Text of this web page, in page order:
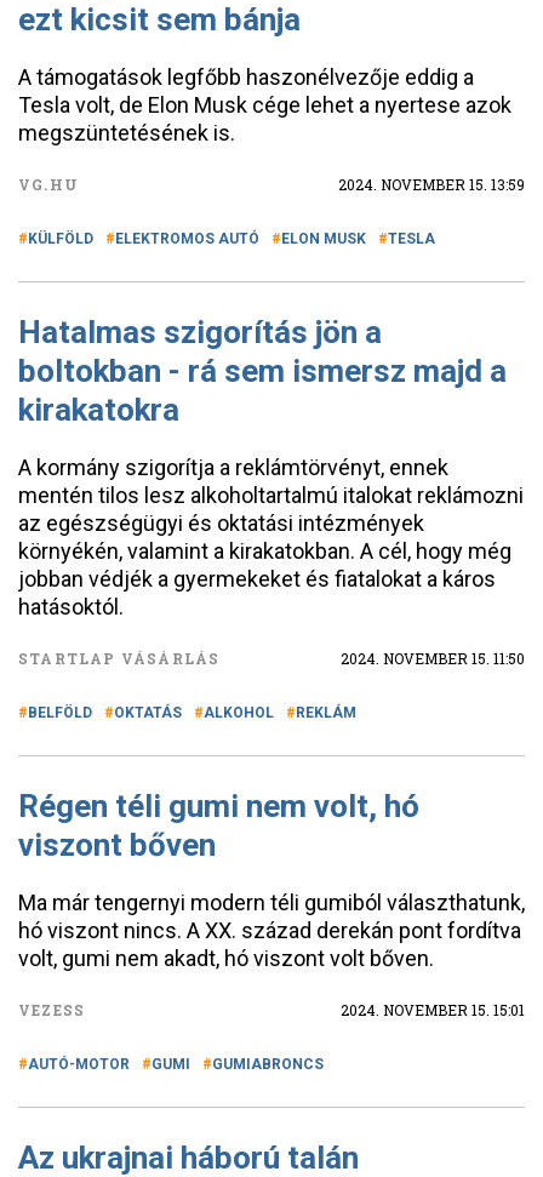
ezt kicsit sem bánja
A támogatások legfőbb haszonélvezője eddig a
Tesla volt, de Elon Musk cége lehet a nyertese azok
megszüntetésének is.
VG.HU 2024. NOVEMBER 15. 13:59
KÜLFÖLD ELEKTROMOS AUTÓ ELON MUSK TESLA
Hatalmas szigorítás jön a
boltokban - rá sem ismersz majd a
kirakatokra
A kormány szigorítja a reklámtörvényt, ennek
mentén tilos lesz alkoholtartalmú italokat reklámozni
az egészségügyi és oktatási intézmények
környékén, valamint a kirakatokban. A cél, hogy még
jobban védjék a gyermekeket és fiatalokat a káros
hatásoktól.
STARTLAP VÁSÁRLÁS 2024. NOVEMBER 15. 11:50
BELFÖLD OKTATÁS ALKOHOL REKLÁM
Régen téli gumi nem volt, hó
viszont bőven
Ma már tengernyi modern téli gumiból választhatunk,
hó viszont nincs. A XX. század derekán pont fordítva
volt, gumi nem akadt, hó viszont volt bőven.
VEZESS 2024. NOVEMBER 15. 15:01
AUTÓ-MOTOR GUMI GUMIABRONCS
Az ukrajnai háború talán